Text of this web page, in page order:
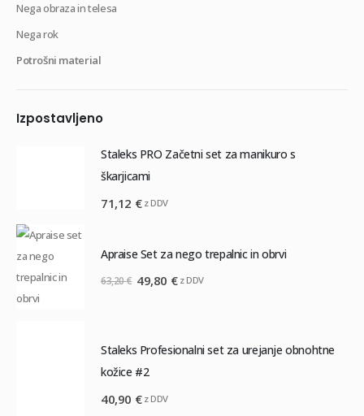
Nega obraza in telesa
Nega rok
Potrošni material
Izpostavljeno
Staleks PRO Začetni set za manikuro s
škarjicami
71,12 € z DDV
Apraise Set za nego trepalnic in obrvi
63,20€ Izvirna
63,20 €.
49,80 €Trenutna
z DDV
Staleks Profesionalni set za urejanje obnohtne
kožice #2
40,90 € z DDV